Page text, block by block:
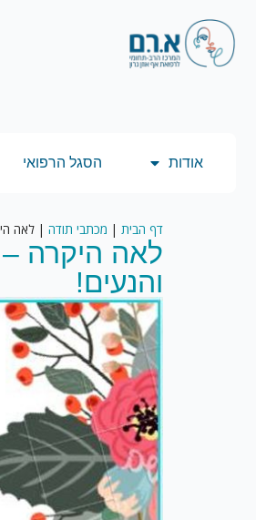
אודות הסגל הרפואי
דף הבית | מכתבי תודה | לאה
לאה היקרה –
והנעים!